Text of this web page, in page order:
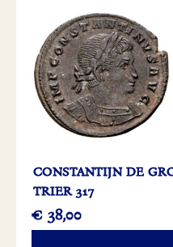
CONSTANTIJN DE
TRIER 317
€ 38,00